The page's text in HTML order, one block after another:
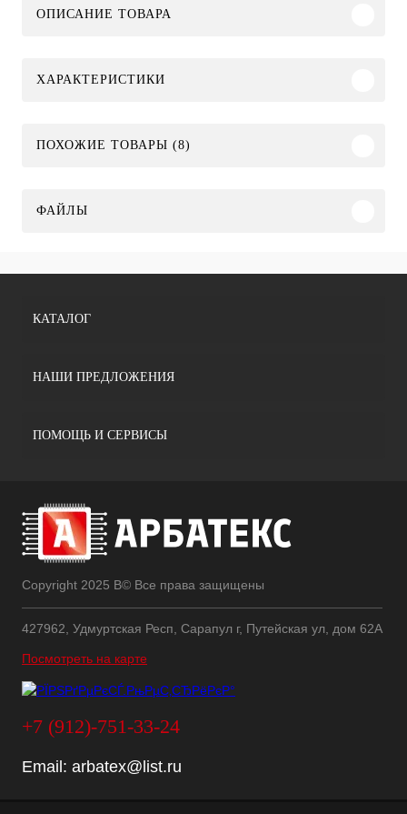
ОПИСАНИЕ ТОВАРА
ХАРАКТЕРИСТИКИ
ПОХОЖИЕ ТОВАРЫ (8)
ФАЙЛЫ
КАТАЛОГ
НАШИ ПРЕДЛОЖЕНИЯ
ПОМОЩЬ И СЕРВИСЫ
Copyright 2025 В© Все права защищены
427962, Удмуртская Респ, Сарапул г, Путейская ул, дом 62А
Посмотреть на карте
+7 (912)-751-33-24
Email: arbatex@list.ru